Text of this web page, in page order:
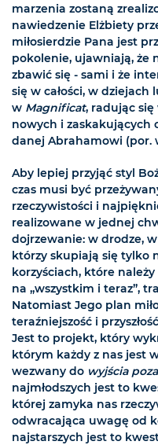
marzenia zostaną
nawiedzenie Elżbiety
miłosierdzie Pana jest
pokolenie, ujawniają, że
zbawić się - sami i że
się w całości, w
w Magnificat, radując
nowych i
danej Abrahamowi (por.
Aby lepiej przyjąć styl
czas musi być
rzeczywistości i
realizowane w jednej
dojrzewanie: w drodze,
którzy skupiają się tylko
korzyściach, które
na „wszystkim i teraz”,
Natomiast Jego plan
teraźniejszość i
Jest to projekt, który
którym każdy z nas jest
wezwany do wyjścia
najmłodszych jest to
której zamyka nas
odwracająca uwagę od
najstarszych jest to